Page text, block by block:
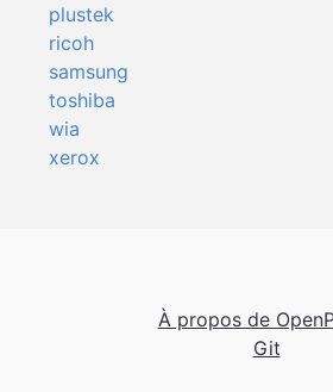
plustek
ricoh
samsung
toshiba
wia
xerox
À propos de
Git